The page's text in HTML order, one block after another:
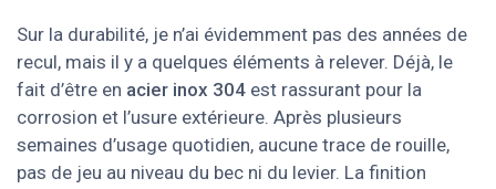
Sur la durabilité, je n’ai évidemment pas des années de
recul, mais il y a quelques éléments à relever. Déjà, le
fait d’être en acier inox 304 est rassurant pour la
corrosion et l’usure extérieure. Après plusieurs
semaines d’usage quotidien, aucune trace de rouille,
pas de jeu au niveau du bec ni du levier. La finition